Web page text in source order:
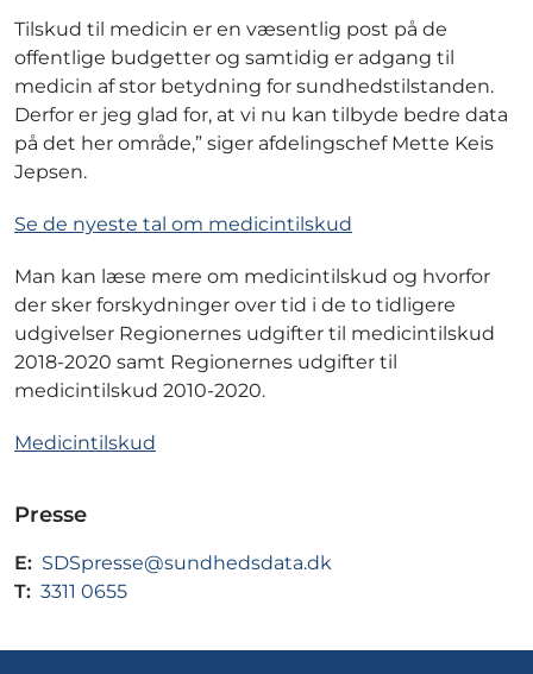
Tilskud til medicin er en væsentlig post på de
offentlige budgetter og samtidig er adgang til
medicin af stor betydning for sundhedstilstanden.
Derfor er jeg glad for, at vi nu kan tilbyde bedre data
på det her område,” siger afdelingschef Mette Keis
Jepsen.
Se de nyeste tal om medicintilskud
Man kan læse mere om medicintilskud og hvorfor
der sker forskydninger over tid i de to tidligere
udgivelser Regionernes udgifter til medicintilskud
2018-2020 samt Regionernes udgifter til
medicintilskud 2010-2020.
Medicintilskud
Presse
E: SDSpresse@sundhedsdata.dk
T: 3311 0655